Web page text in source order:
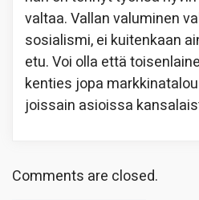
valtaa. Vallan valuminen
sosialismi, ei kuitenkaan
etu. Voi olla että
kenties jopa
joissain asioissa
Comments are closed.